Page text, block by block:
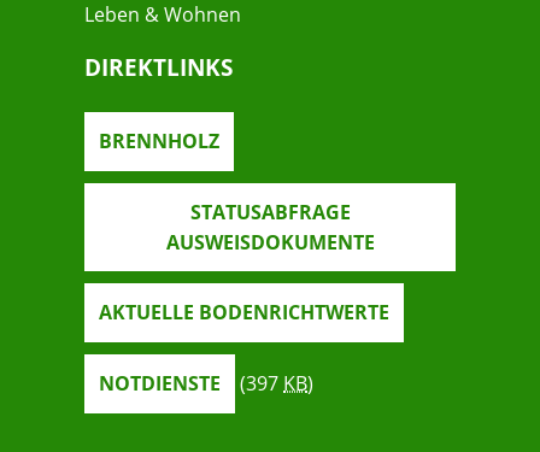
Leben & Wohnen
DIREKTLINKS
BRENNHOLZ
STATUSABFRAGE
AUSWEISDOKUMENTE
AKTUELLE BODENRICHTWERTE
NOTDIENSTE (397KB)